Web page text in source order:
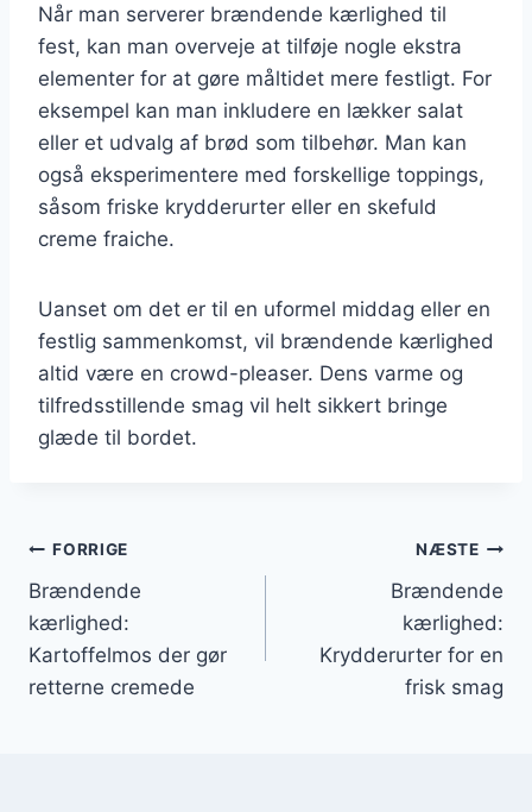
Når man serverer brændende kærlighed til
fest, kan man overveje at tilføje nogle ekstra
elementer for at gøre måltidet mere festligt. For
eksempel kan man inkludere en lækker salat
eller et udvalg af brød som tilbehør. Man kan
også eksperimentere med forskellige toppings,
såsom friske krydderurter eller en skefuld
creme fraiche.
Uanset om det er til en uformel middag eller en
festlig sammenkomst, vil brændende kærlighed
altid være en crowd-pleaser. Dens varme og
tilfredsstillende smag vil helt sikkert bringe
glæde til bordet.
Indlægsnavigation
FORRIGE
Brændende
kærlighed:
Kartoffelmos der gør
retterne cremede
NÆSTE
Brændende
kærlighed:
Krydderurter for en
frisk smag